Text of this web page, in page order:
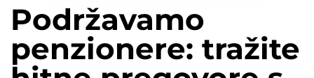
Podržavamo
penzionere: tražite